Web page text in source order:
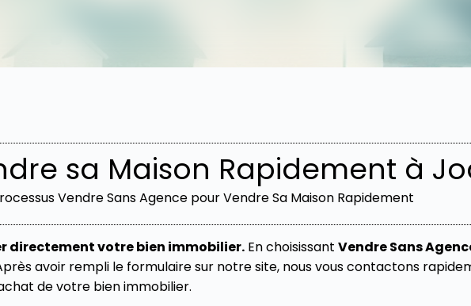
sa Maison Rapidement à
Vendre Sans Agence pour Vendre Sa Maison Rapidement
directement votre bien immobilier. En choisissantVendre Sans
avoir rempli le formulaire sur notre site, nous vous contactons
de votre bien immobilier.